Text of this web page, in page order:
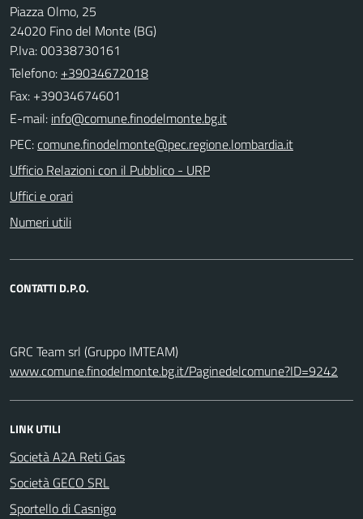
Piazza Olmo, 25
24020 Fino del Monte (BG)
P.Iva: 00338730161
Telefono: +39034672018
Fax: +39034674601
E-mail:
PEC:
Ufficio Relazioni con il Pubblico - URP
Uffici e orari
Numeri utili
CONTATTI D.P.O.
GRC Team srl (Gruppo IMTEAM)
www.comune.finodelmonte.bg.it/Paginedelcomune?ID=9242
LINK UTILI
Società A2A Reti Gas
Società GECO SRL
Sportello di Casnigo